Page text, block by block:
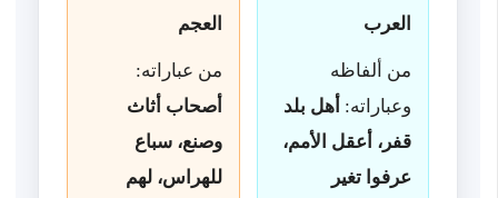
العرب
من ألفاظه
وعباراته: أهل بلد
قفر، أعقل الأمم،
عرفوا تغير
العجم
من عباراته:
أصحاب أثاث
وصنع، سباع
للهراس، لهم